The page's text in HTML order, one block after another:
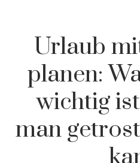
Urlaub
planen:
wichtig
man